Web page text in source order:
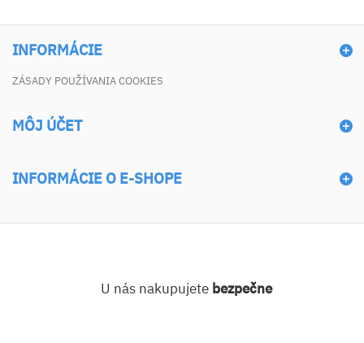
INFORMÁCIE
ZÁSADY POUŽÍVANIA COOKIES
MÔJ ÚČET
INFORMÁCIE O E-SHOPE
U nás nakupujete bezpečne